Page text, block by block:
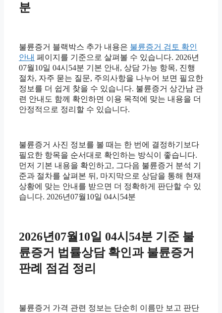
분
불륜증거 블랙박스 추가 내용은 불륜증거 검토 확인
안내 페이지를 기준으로 살펴볼 수 있습니다. 2026년
07월10일 04시54분 기본 안내, 상담 가능 항목, 진행
절차, 자주 묻는 질문, 주의사항을 나누어 보면 필요한
정보를 더 쉽게 찾을 수 있습니다. 불륜증거 상간남 관
련 안내도 함께 확인하면 이용 목적에 맞는 내용을 더
안정적으로 정리할 수 있습니다.
불륜증거 사진 정보를 볼 때는 한 번에 결정하기보다
필요한 항목을 순서대로 확인하는 방식이 좋습니다.
먼저 기본 내용을 확인하고, 그다음 불륜증거 분석 기
준과 절차를 살펴본 뒤, 마지막으로 상담을 통해 현재
상황에 맞는 안내를 받으면 더 정확하게 판단할 수 있
습니다. 2026년07월10일 04시54분
2026년07월10일 04시54분 기준 불
륜증거 법률상담 확인과 불륜증거
판례 점검 정리
불륜증거 가격 관련 정보는 단순히 이름만 보고 판단